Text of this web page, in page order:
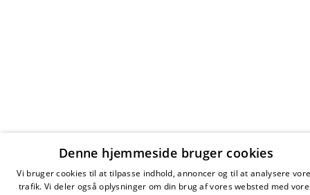
Denne hjemmeside bruger cookies
Vi bruger cookies til at tilpasse indhold, annoncer og til at analysere
trafik. Vi deler også oplysninger om din brug af vores websted med